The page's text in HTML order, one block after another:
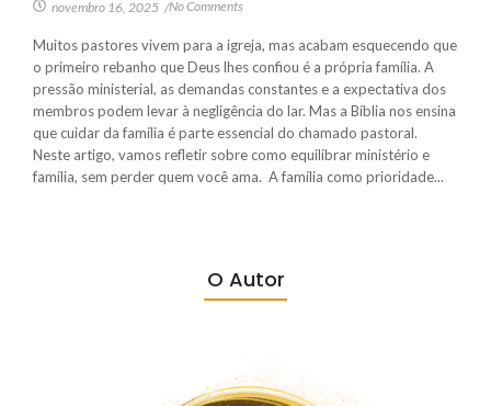
novembro 16, 2025 /No Comments
Muitos pastores vivem para a igreja, mas acabam esquecendo que
o primeiro rebanho que Deus lhes confiou é a própria família. A
pressão ministerial, as demandas constantes e a expectativa dos
membros podem levar à negligência do lar. Mas a Bíblia nos ensina
que cuidar da família é parte essencial do chamado pastoral.
Neste artigo, vamos refletir sobre como equilibrar ministério e
família, sem perder quem você ama. A família como prioridade...
O Autor